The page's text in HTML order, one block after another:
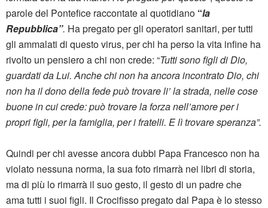
parole del Pontefice raccontate al quotidiano “la
Repubblica”. Ha pregato per gli operatori sanitari, per tutti
gli ammalati di questo virus, per chi ha perso la vita infine ha
rivolto un pensiero a chi non crede: “Tutti sono figli di Dio,
guardati da Lui. Anche chi non ha ancora incontrato Dio, chi
non ha il dono della fede può trovare li’ la strada, nelle cose
buone in cui crede: può trovare la forza nell’amore per i
propri figli, per la famiglia, per i fratelli. E lì trovare speranza”.
Quindi per chi avesse ancora dubbi Papa Francesco non ha
violato nessuna norma, la sua foto rimarrà nei libri di storia,
ma di più lo rimarrà il suo gesto, il gesto di un padre che
ama tutti i suoi figli. Il Crocifisso pregato dal Papa è lo stesso